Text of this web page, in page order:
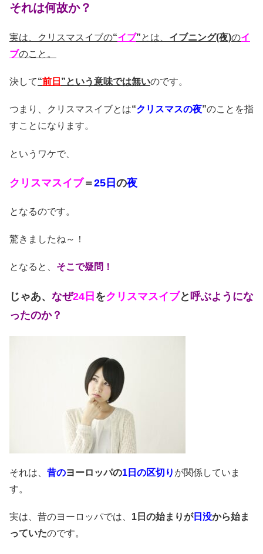
それは何故か？
実は、クリスマスイブの“イブ”とは、 イブニング(夜)のイ
ブのこと。
決して“前日 ”という意味では無いのです。
つまり、クリスマスイブとは“クリスマスの夜”のことを指
すことになります。
というワケで、
クリスマスイブ＝25日 の夜
となるのです。
驚きましたね～！
となると、 そこで疑問！
じゃあ、 なぜ24日 をクリスマスイブと 呼ぶようにな
ったのか？
それは、 昔のヨーロッパの1日の区切り が関係していま
す。
実は、昔のヨーロッパでは、 1日の始まりが日没から始ま
っていたのです。